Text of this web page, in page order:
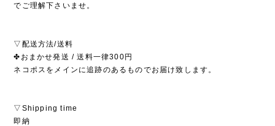
でご理解下さいませ。
▽配送方法/送料
✤おまかせ発送 / 送料一律300円
ネコポスをメインに追跡のあるものでお届け致します。
▽Shipping time
即納